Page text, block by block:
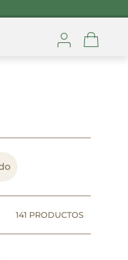
Cuenta
141 PRODUCTOS